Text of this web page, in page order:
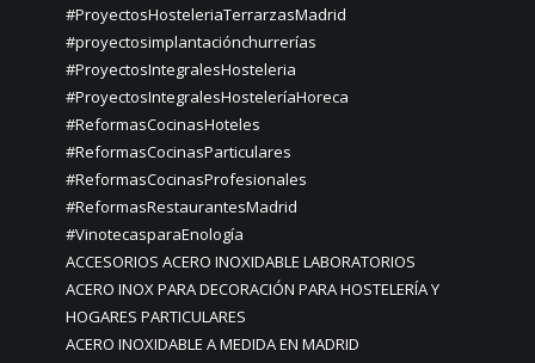
#ProyectosHosteleriaTerrarzasMadrid
#proyectosimplantaciónchurrerías
#ProyectosIntegralesHosteleria
#ProyectosIntegralesHosteleríaHoreca
#ReformasCocinasHoteles
#ReformasCocinasParticulares
#ReformasCocinasProfesionales
#ReformasRestaurantesMadrid
#VinotecasparaEnología
ACCESORIOS ACERO INOXIDABLE LABORATORIOS
ACERO INOX PARA DECORACIÓN PARA HOSTELERÍA Y
HOGARES PARTICULARES
ACERO INOXIDABLE A MEDIDA EN MADRID